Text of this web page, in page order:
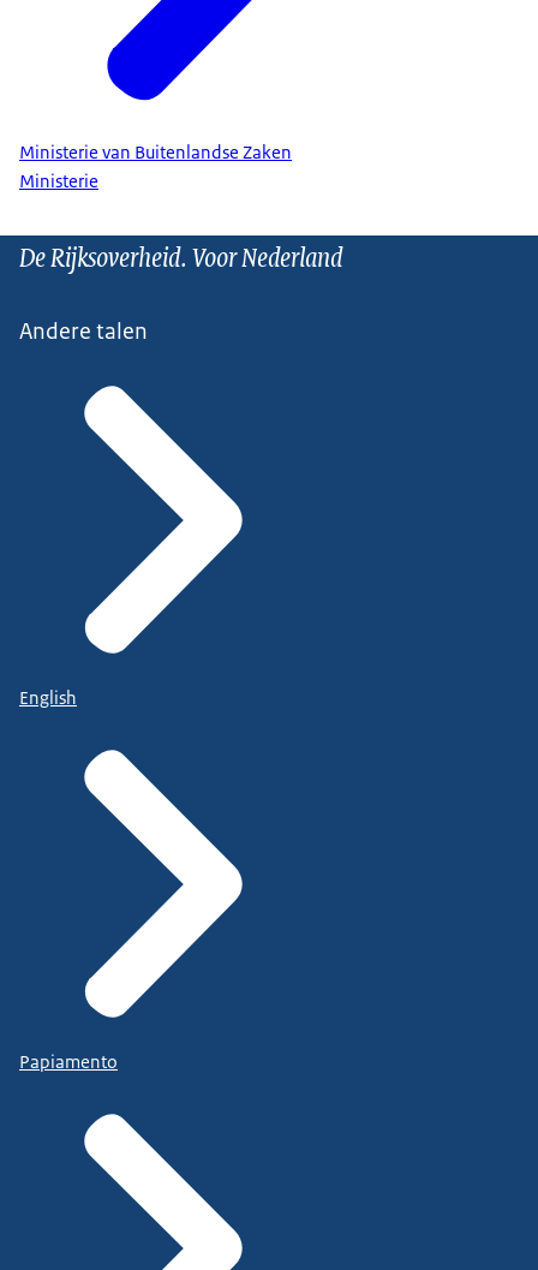
Ministerie van Buitenlandse Zaken
Ministerie
De Rijksoverheid. Voor Nederland
Andere talen
English
Papiamento